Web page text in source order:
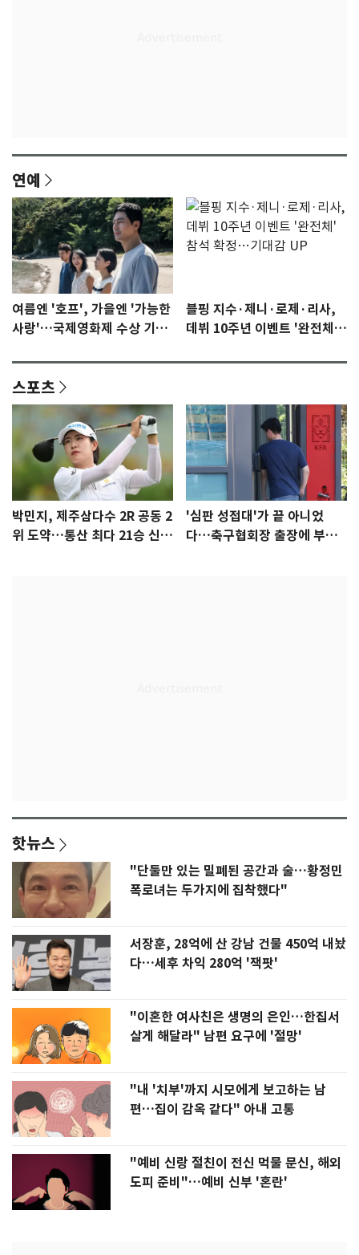
연예
여름엔 '호프', 가을엔 '가능한
사랑'…국제영화제 수상 기대
블핑 지수·제니·로제·리사,
데뷔 10주년 이벤트 '완전체'
스포츠
박민지, 제주삼다수 2R 공동 2
위 도약…통산 최다 21승 신기
'심판 성접대'가 끝 아니었
다…축구협회장 출장에 부인
핫뉴스
"단둘만 있는 밀폐된 공간과 술…황정민
폭로녀는 두가지에 집착했다"
서장훈, 28억에 산 강남 건물 450억 내놨
다…세후 차익 280억 '잭팟'
"이혼한 여사친은 생명의 은인…한집서
살게 해달라" 남편 요구에 '절망'
"내 '치부'까지 시모에게 보고하는 남
편…집이 감옥 같다" 아내 고통
"예비 신랑 절친이 전신 먹물 문신, 해외
도피 준비"…예비 신부 '혼란'